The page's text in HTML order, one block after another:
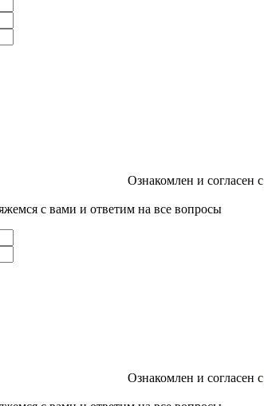
Ознакомлен и согласен с
с вами и ответим на все вопросы
Ознакомлен и согласен с